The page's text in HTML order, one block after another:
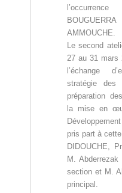
س
ـ
ة
s
p
u
b
l
q
u
e
s
d
e
a
R
AMMOUCHE.
Le second
27 au 31 mars
l’échange
stratégie
préparation
la mise en
pris part à
DIDOUCHE,
M.
section et M.
principal.